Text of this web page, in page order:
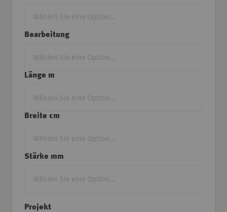
Bearbeitung
Länge m
Breite cm
Stärke mm
Projekt